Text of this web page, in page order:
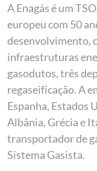
A Enagás é um
europeu com 50
desenvolvimento,
infraestruturas
gasodutos, três
regaseificação. A
Espanha, Estados
Albânia, Grécia e
transportador de
Sistema Gasista.